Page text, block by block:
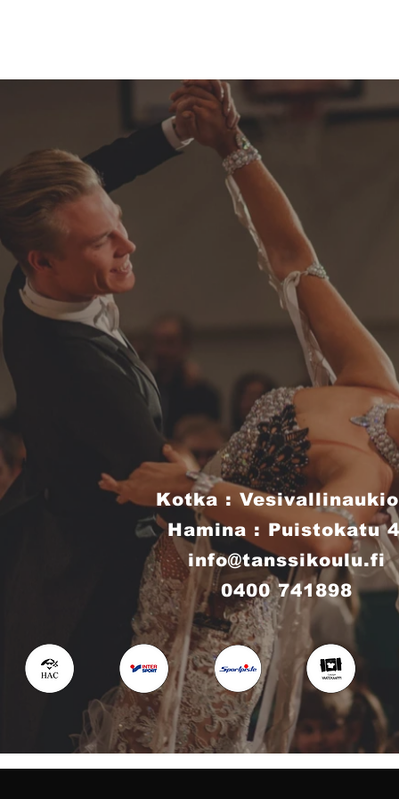
Kotka :
Hamina : Puistokatu
info@tanssikoulu.fi
0400 741898